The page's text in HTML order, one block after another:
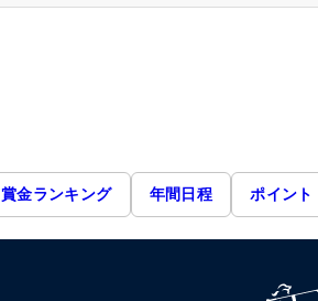
賞金ランキング 年間日程 ポイント